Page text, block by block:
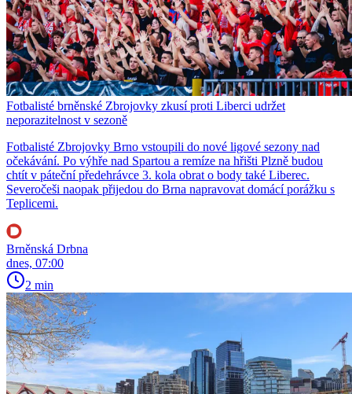
Fotbalisté brněnské Zbrojovky zkusí proti Liberci udržet
neporazitelnost v sezoně
Fotbalisté Zbrojovky Brno vstoupili do nové ligové sezony nad
očekávání. Po výhře nad Spartou a remíze na hřišti Plzně budou
chtít v páteční předehrávce 3. kola obrat o body také Liberec.
Severočeši naopak přijedou do Brna napravovat domácí porážku s
Teplicemi.
Brněnská Drbna
dnes, 07:00
2 min